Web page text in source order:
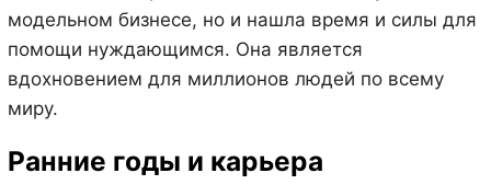
модельном бизнесе, но и нашла время и силы для
помощи нуждающимся. Она является
вдохновением для миллионов людей по всему
миру.
Ранние годы и карьера